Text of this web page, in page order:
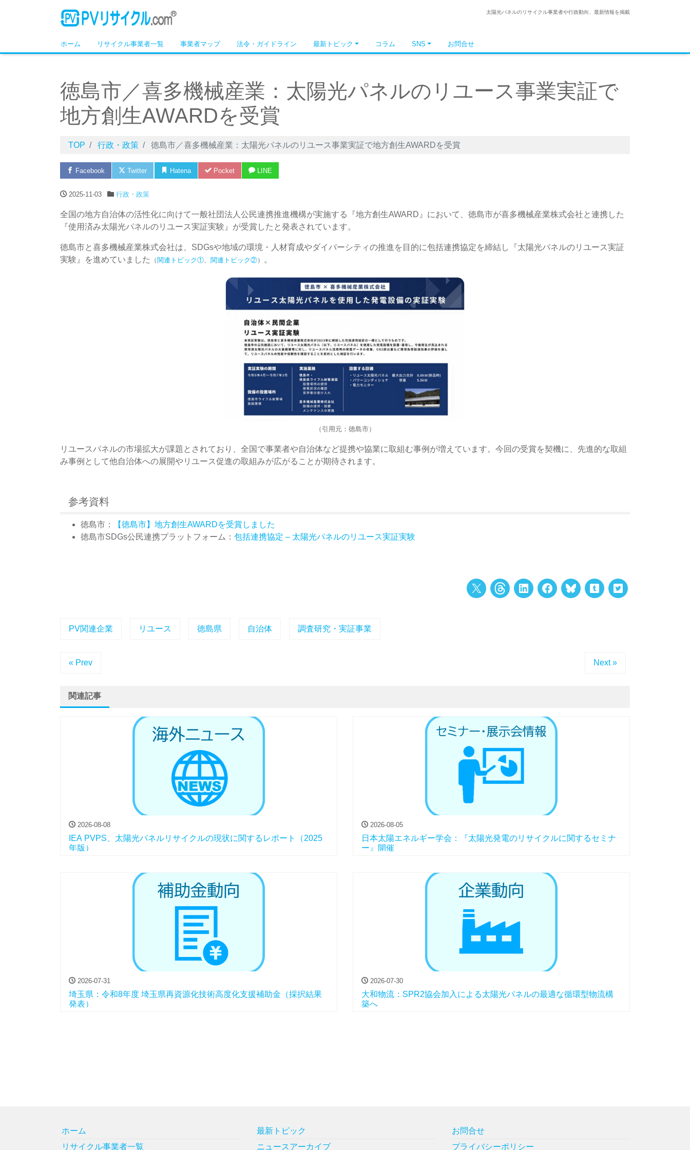
太陽光パネルのリサイクル事業者や行政動向、最新情報を掲載
ホーム リサイクル事業者一覧 事業者マップ 法令・ガイドライン 最新トピック コラム SNS お問合せ
徳島市／喜多機械産業：太陽光パネルのリユース事業実証で
地方創生AWARDを受賞
TOP 行政・政策 徳島市／喜多機械産業：太陽光パネルのリユース事業実証で地方創生AWARDを受賞
Facebook Twitter Hatena Pocket LINE
2025-11-03 行政・政策
全国の地方自治体の活性化に向けて一般社団法人公民連携推進機構が実施する『地方創生AWARD』において、徳島市が喜多機械産業株式会社と連携した
『使用済み太陽光パネルのリユース実証実験』が受賞したと発表されています。
徳島市と喜多機械産業株式会社は、SDGsや地域の環境・人材育成やダイバーシティの推進を目的に包括連携協定を締結し『太陽光パネルのリユース実証
実験』を進めていました
（関連トピック① 関連トピック②） 。
（引用元：徳島市）
リユースパネルの市場拡大が課題とされており、全国で事業者や自治体など提携や協業に取組む事例が増えています。今回の受賞を契機に、先進的な取組
み事例として他自治体への展開やリユース促進の取組みが広がることが期待されます。
参考資料
徳島市：
【徳島市】地方創生AWARDを受賞しました
徳島市SDGs公民連携プラットフォーム： 包括連携協定 – 太陽光パネルのリユース実証実験
PV関連企業 リユース 徳島県 自治体 調査研究・実証事業
« Prev Next »
関連記事
2026-08-08
IEA PVPS、太陽光パネルリサイクルの現状に関するレポート（2025
年版）
2026-08-05
日本太陽エネルギー学会：『太陽光発電のリサイクルに関するセミナ
ー』開催
2026-07-31
埼玉県：令和8年度 埼玉県再資源化技術高度化支援補助金（採択結果
発表）
2026-07-30
大和物流：SPR2協会加入による太陽光パネルの最適な循環型物流構
築へ
ホーム
リサイクル事業者一覧
最新トピック
ニュースアーカイブ
お問合せ
プライバシーポリシー